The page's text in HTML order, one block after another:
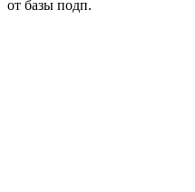
от базы подп.